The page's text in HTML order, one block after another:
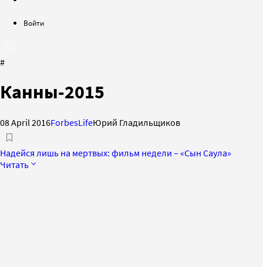
Войти
#
Канны-2015
08 April 2016ForbesLifeЮрий Гладильщиков
Надейся лишь на мертвых: фильм недели – «Сын Саула»
Читать